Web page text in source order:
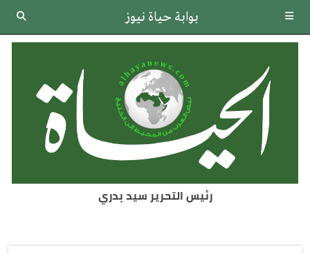
بوابة حياة نيوز
رئيس التحرير سيد بدري